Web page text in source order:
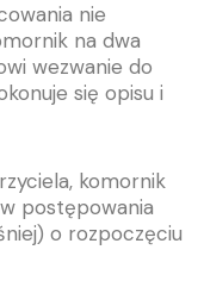
nie
na dwa
wezwanie do
się opisu i
komornik
postępowania
o rozpoczęciu